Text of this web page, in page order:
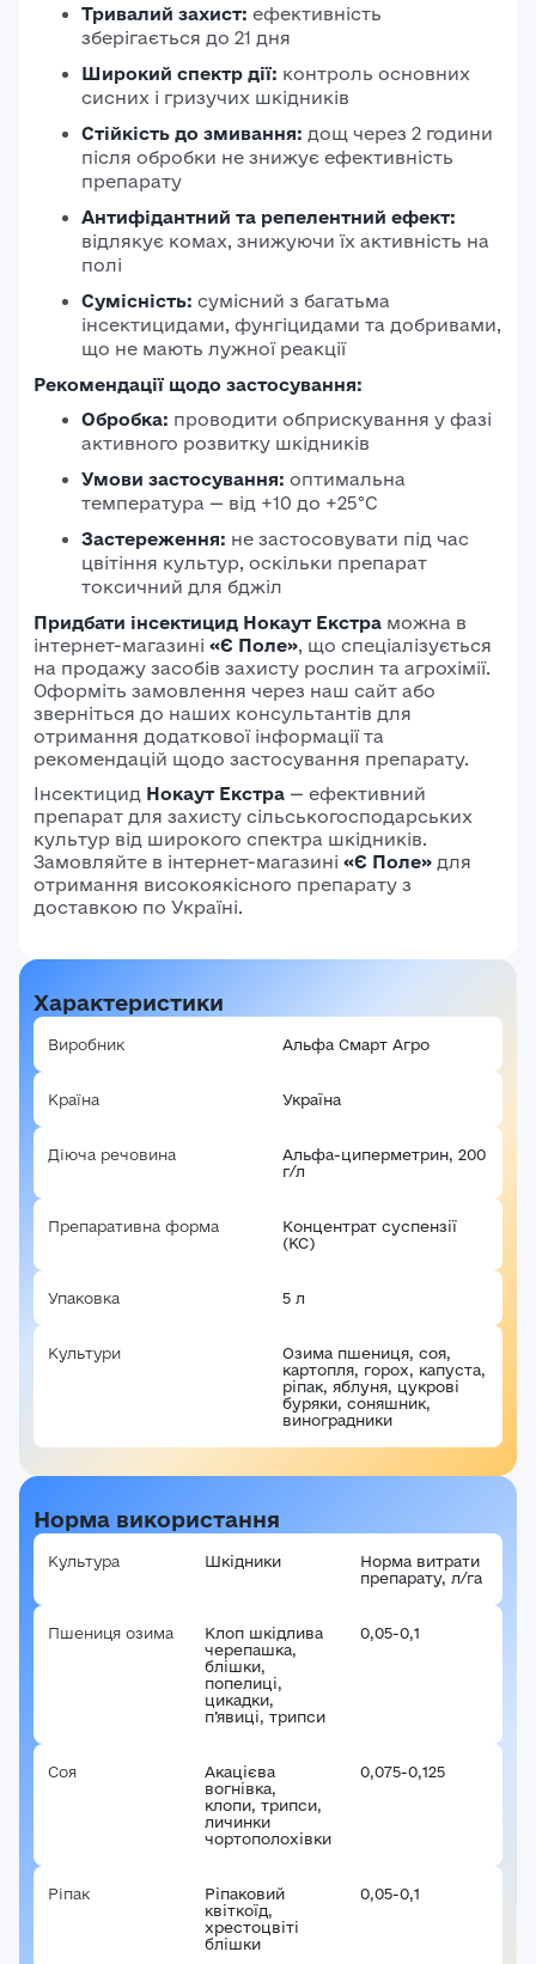
Тривалий захист: ефективність
зберігається до 21 дня
Широкий спектр дії: контроль основних
сисних і гризучих шкідників
Стійкість до змивання: дощ через 2 години
після обробки не знижує ефективність
препарату
Антифідантний та репелентний ефект:
відлякує комах, знижуючи їх активність на
полі
Сумісність: сумісний з багатьма
інсектицидами, фунгіцидами та добривами,
що не мають лужної реакції
Рекомендації щодо застосування:
Обробка: проводити обприскування у фазі
активного розвитку шкідників
Умови застосування: оптимальна
температура — від +10 до +25°C
Застереження: не застосовувати під час
цвітіння культур, оскільки препарат
токсичний для бджіл
Придбати інсектицид Нокаут Екстра можна в
інтернет-магазині «Є Поле», що спеціалізується
на продажу засобів захисту рослин та агрохімії.
Оформіть замовлення через наш сайт або
зверніться до наших консультантів для
отримання додаткової інформації та
рекомендацій щодо застосування препарату.
Інсектицид Нокаут Екстра — ефективний
препарат для захисту сільськогосподарських
культур від широкого спектра шкідників.
Замовляйте в інтернет-магазині «Є Поле» для
отримання високоякісного препарату з
доставкою по Україні.
Характеристики
Виробник Альфа Смарт Агро
Країна Україна
Діюча речовина
Альфа-циперметрин, 200
г/л
Препаративна форма
Концентрат суспензії
(КС)
Упаковка 5 л
Культури
Озима пшениця, соя,
картопля, горох, капуста,
ріпак, яблуня, цукрові
буряки, соняшник,
виноградники
Норма використання
Культура Шкідники
Норма витрати
препарату, л/га
Пшениця озима
Клоп шкідлива
черепашка,
блішки,
попелиці,
цикадки,
п’явиці, трипси
0,05-0,1
Соя
Акацієва
вогнівка,
клопи, трипси,
личинки
чортополохівки
0,075-0,125
Ріпак
Ріпаковий
квіткоїд,
хрестоцвіті
блішки
0,05-0,1
Авторизація